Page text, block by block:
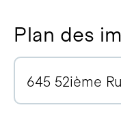
Plan des
645 52ième